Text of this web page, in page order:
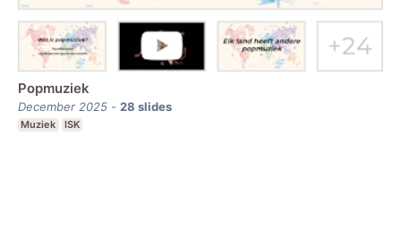
Popmuziek
December 2025 - 28 slides
Muziek ISK